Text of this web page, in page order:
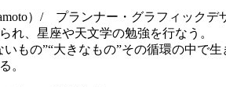
）/ プランナー・グラフィックデ
れ、星座や天文学の勉強を行なう。
いもの”“大きなもの”その循環の中で
。